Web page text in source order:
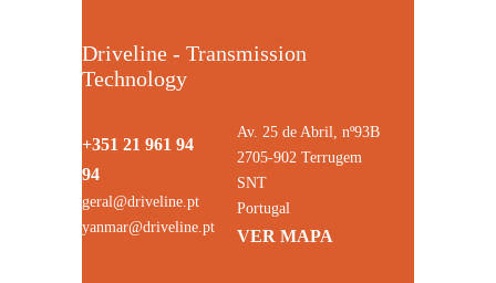
Driveline - Transmission
Technology
+351 21 961 94
94
geral@driveline.pt
yanmar@driveline.pt
Av. 25 de Abril, nº93B
2705-902 Terrugem
SNT
Portugal
VER MAPA